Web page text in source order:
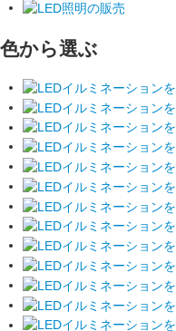
色から選ぶ